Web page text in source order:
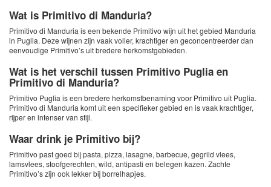
Wat is Primitivo di Manduria?
Primitivo di Manduria is een bekende Primitivo wijn uit het gebied Manduria
in Puglia. Deze wijnen zijn vaak voller, krachtiger en geconcentreerder dan
eenvoudige Primitivo’s uit bredere herkomstgebieden.
Wat is het verschil tussen Primitivo Puglia en
Primitivo di Manduria?
Primitivo Puglia is een bredere herkomstbenaming voor Primitivo uit Puglia.
Primitivo di Manduria komt uit een specifieker gebied en is vaak krachtiger,
rijper en intenser van stijl.
Waar drink je Primitivo bij?
Primitivo past goed bij pasta, pizza, lasagne, barbecue, gegrild vlees,
lamsvlees, stoofgerechten, wild, antipasti en belegen kazen. Zachte
Primitivo’s zijn ook lekker bij borrelhapjes.